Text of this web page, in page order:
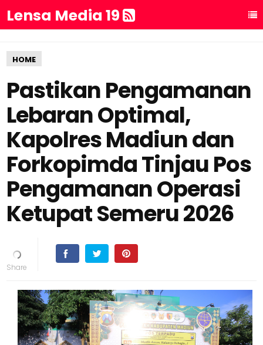
Lensa Media 19
HOME
Pastikan Pengamanan
Lebaran Optimal,
Kapolres Madiun dan
Forkopimda Tinjau Pos
Pengamanan Operasi
Ketupat Semeru 2026